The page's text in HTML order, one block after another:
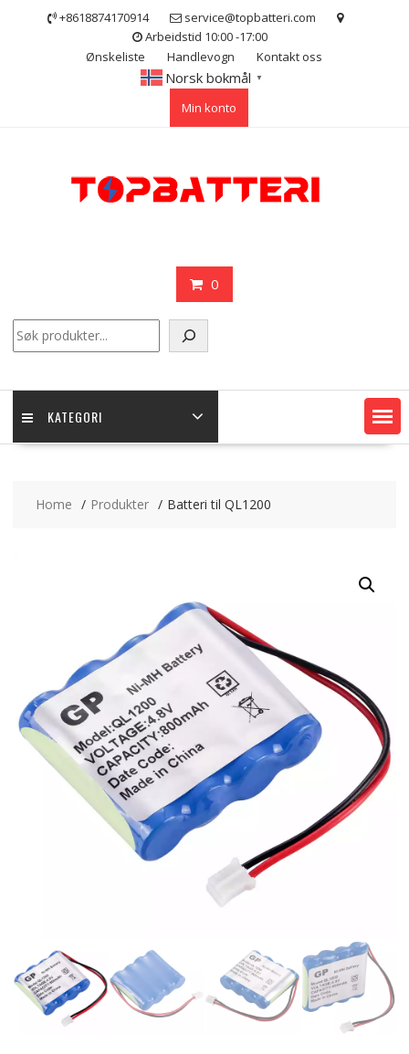
+8618874170914
service@topbatteri.com
Arbeidstid 10:00 -17:00
Ønskeliste
Handlevogn Kontakt oss
Norsk bokmål ▼
Min konto
0
KATEGORI
Home Produkter Batteri til QL1200